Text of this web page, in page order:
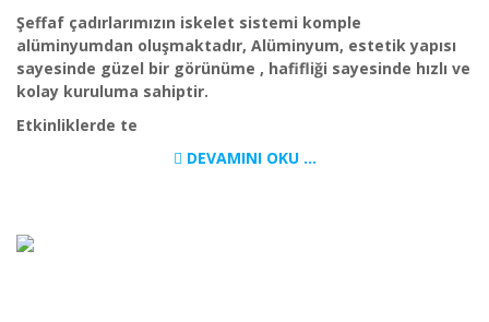
Şeffaf çadırlarımızın iskelet sistemi komple
alüminyumdan oluşmaktadır, Alüminyum, estetik yapısı
sayesinde güzel bir görünüme , hafifliği sayesinde hızlı ve
kolay kuruluma sahiptir.
Etkinliklerde te
DEVAMINI OKU ...